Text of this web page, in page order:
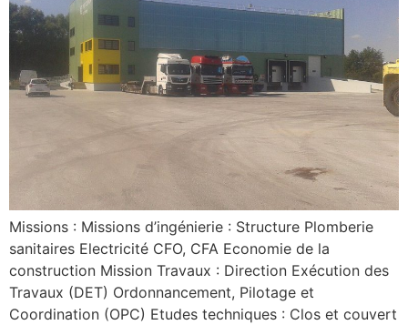
Missions : Missions d’ingénierie : Structure Plomberie
sanitaires Electricité CFO, CFA Economie de la
construction Mission Travaux : Direction Exécution des
Travaux (DET) Ordonnancement, Pilotage et
Coordination (OPC) Etudes techniques : Clos et couvert